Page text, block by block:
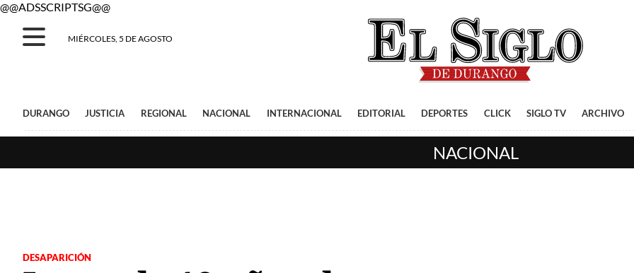
@@ADSSCRIPTSG@@
MIÉRCOLES, 5 DE AGOSTO
DURANGO JUSTICIA REGIONAL NACIONAL INTERNACIONAL EDITORIAL DEPORTES CLICK SIGLO TV ARCHIVO
NACIONAL
DESAPARICIÓN